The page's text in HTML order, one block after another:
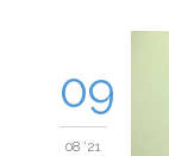
09
08 '21